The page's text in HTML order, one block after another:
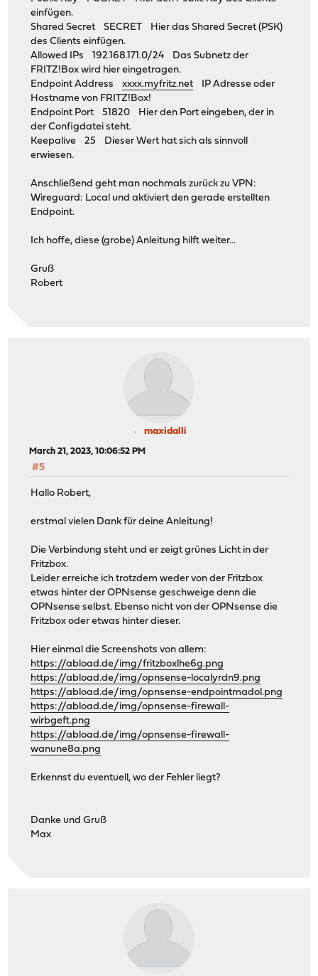
einfügen.
Shared Secret SECRET Hier das Shared Secret (PSK)
des Clients einfügen.
Allowed IPs 192.168.171.0/24 Das Subnetz der
FRITZ!Box wird hier eingetragen.
Endpoint Addressxxxx.myfritz.netIP Adresse oder
Hostname von FRITZ!Box!
Endpoint Port 51820 Hier den Port eingeben, der in
der Configdatei steht.
Keepalive 25 Dieser Wert hat sich als sinnvoll
erwiesen.
Anschließend geht man nochmals zurück zu VPN:
Wireguard: Local und aktiviert den gerade erstellten
Endpoint.
Ich hoffe, diese (grobe) Anleitung hilft weiter...
Gruß
Robert
maxidalli
March 21, 2023, 10:06:52 PM
#5
Hallo Robert,
erstmal vielen Dank für deine Anleitung!
Die Verbindung steht und er zeigt grünes Licht in der
Fritzbox.
Leider erreiche ich trotzdem weder von der Fritzbox
etwas hinter der OPNsense geschweige denn die
OPNsense selbst. Ebenso nicht von der OPNsense die
Fritzbox oder etwas hinter dieser.
Hier einmal die Screenshots von allem:
https://abload.de/img/fritzboxlhe6g.png
https://abload.de/img/opnsense-localyrdn9.png
https://abload.de/img/opnsense-endpointmadol.png
https://abload.de/img/opnsense-firewall-
wirbgeft.png
https://abload.de/img/opnsense-firewall-
wanune8a.png
Erkennst du eventuell, wo der Fehler liegt?
Danke und Gruß
Max